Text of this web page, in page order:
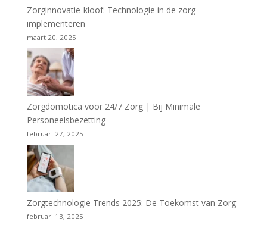
Zorginnovatie-kloof: Technologie in de zorg
implementeren
maart 20, 2025
Zorgdomotica voor 24/7 Zorg | Bij Minimale
Personeelsbezetting
februari 27, 2025
Zorgtechnologie Trends 2025: De Toekomst van Zorg
februari 13, 2025